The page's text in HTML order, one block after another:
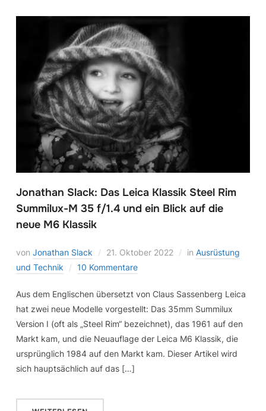
Jonathan Slack: Das Leica Klassik Steel Rim
Summilux-M 35 f/1.4 und ein Blick auf die
neue M6 Klassik
von Jonathan Slack 21. Oktober 2022 in Ausrüstung
und Technik
10 Kommentare
Aus dem Englischen übersetzt von Claus Sassenberg Leica
hat zwei neue Modelle vorgestellt: Das 35mm Summilux
Version I (oft als „Steel Rim“ bezeichnet), das 1961 auf den
Markt kam, und die Neuauflage der Leica M6 Klassik, die
ursprünglich 1984 auf den Markt kam. Dieser Artikel wird
sich hauptsächlich auf das […]